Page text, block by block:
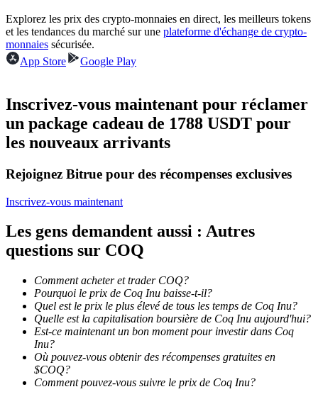
Profitez du partage des bénéfices et des commissions de copy
trading
Analyse de mégadonnées, y compris des informations
commerciales, etc.
Explorez les prix des crypto-monnaies en direct, les meilleurs tokens
et les tendances du marché sur une plateforme d'échange de crypto-
monnaies sécurisée.
App Store
Google Play
Inscrivez-vous maintenant pour réclamer
un package cadeau de 1788 USDT pour
les nouveaux arrivants
Rejoignez Bitrue pour des récompenses exclusives
Inscrivez-vous maintenant
Les gens demandent aussi : Autres
questions sur COQ
Comment acheter et trader COQ?
Pourquoi le prix de Coq Inu baisse-t-il?
Quel est le prix le plus élevé de tous les temps de Coq Inu?
Quelle est la capitalisation boursière de Coq Inu aujourd'hui?
Est-ce maintenant un bon moment pour investir dans Coq
Inu?
Où pouvez-vous obtenir des récompenses gratuites en
$COQ?
Comment pouvez-vous suivre le prix de Coq Inu?